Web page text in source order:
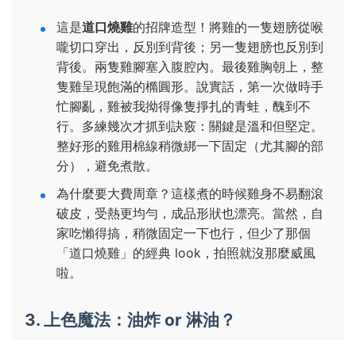
這是道口燒雞的招牌造型！將雞的一隻翅膀從喉
嚨切口穿出，反別到背後；另一隻翅膀也反別到
背後。兩隻雞腳塞入腹腔內。最後雞胸朝上，整
隻雞呈現飽滿的橢圓形。說實話，第一次做時手
忙腳亂，雞被我拗得像隻掙扎的青蛙，醜到不
行。多練幾次才抓到訣竅：關鍵是溫和但堅定。
整好形的雞用棉線稍微綁一下固定（尤其腳的部
分），避免煮散。
為什麼要大費周章？這樣煮的時候雞身不易翻滾
破皮，受熱更均勻，成品形狀也漂亮。當然，自
家吃懶得搞，稍微固定一下也行，但少了那個
「道口燒雞」的經典 look，拍照就沒那麼威風
啦。
3. 上色魔法：油炸 or 淋油？